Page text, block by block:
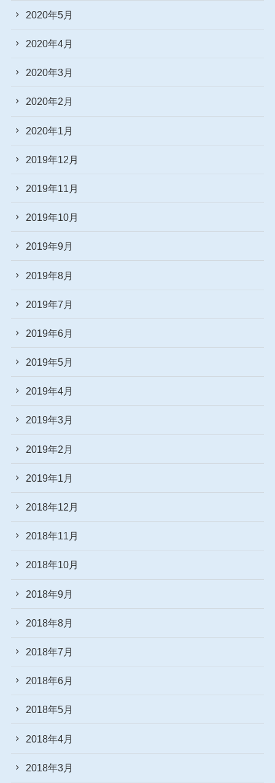
2020年5月
2020年4月
2020年3月
2020年2月
2020年1月
2019年12月
2019年11月
2019年10月
2019年9月
2019年8月
2019年7月
2019年6月
2019年5月
2019年4月
2019年3月
2019年2月
2019年1月
2018年12月
2018年11月
2018年10月
2018年9月
2018年8月
2018年7月
2018年6月
2018年5月
2018年4月
2018年3月